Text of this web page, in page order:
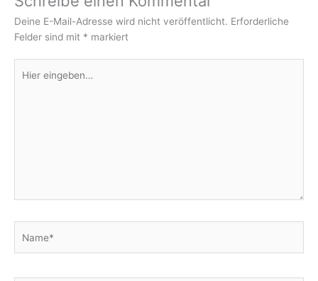
Deine E-Mail-Adresse wird nicht veröffentlicht. Erforderliche
Felder sind mit * markiert
eingeben…